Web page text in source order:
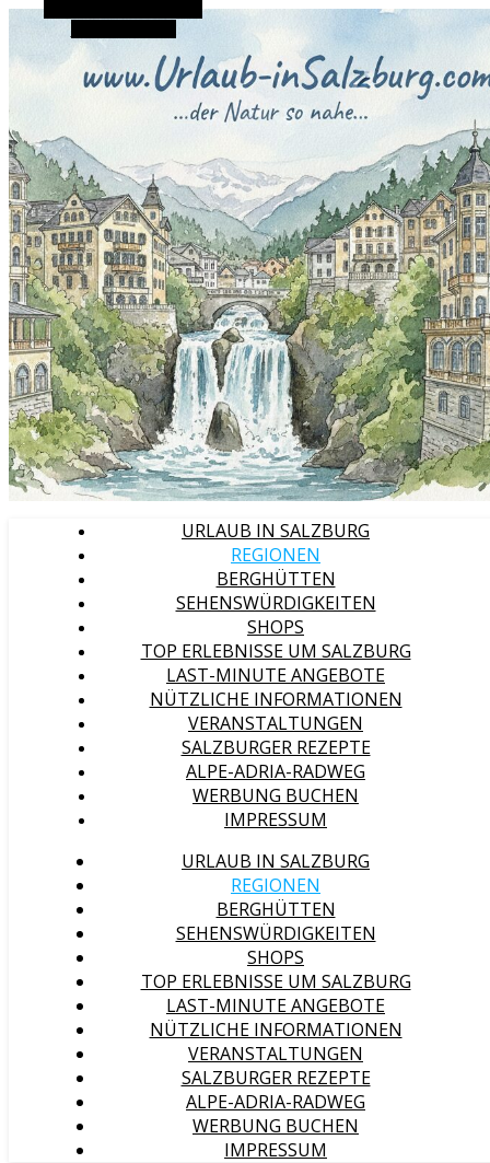
URLAUB IN SALZBURG
REGIONEN
BERGHÜTTEN
SEHENSWÜRDIGKEITEN
SHOPS
TOP ERLEBNISSE UM SALZBURG
LAST-MINUTE ANGEBOTE
NÜTZLICHE INFORMATIONEN
VERANSTALTUNGEN
SALZBURGER REZEPTE
ALPE-ADRIA-RADWEG
WERBUNG BUCHEN
IMPRESSUM
URLAUB IN SALZBURG
REGIONEN
BERGHÜTTEN
SEHENSWÜRDIGKEITEN
SHOPS
TOP ERLEBNISSE UM SALZBURG
LAST-MINUTE ANGEBOTE
NÜTZLICHE INFORMATIONEN
VERANSTALTUNGEN
SALZBURGER REZEPTE
ALPE-ADRIA-RADWEG
WERBUNG BUCHEN
IMPRESSUM